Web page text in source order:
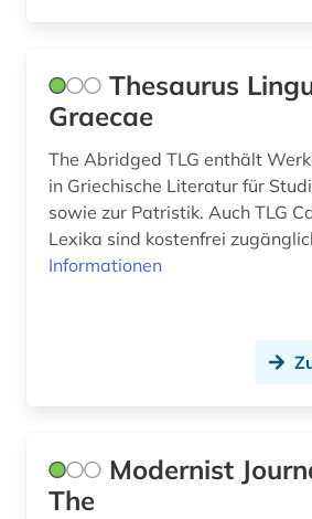
humanismus (1)
incipit (1)
indien (2)
Thesaurus
Graecae
The Abridged TLG enthält
in Griechische Literatur für
sowie zur Patristik. Auch TLG
Lexika sind kostenfrei
Informationen
Modernist
The